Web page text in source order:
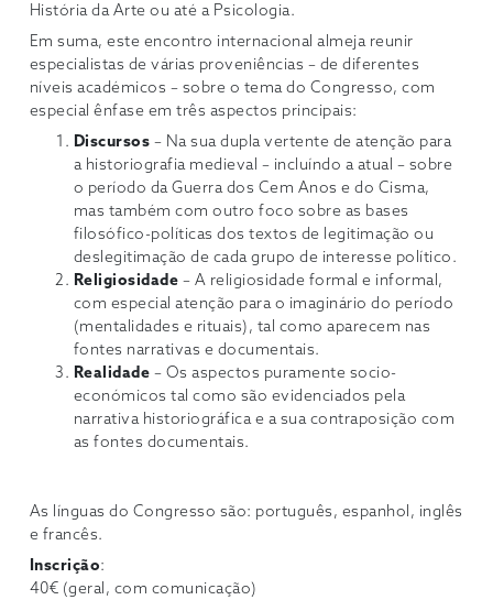
História da Arte ou até a Psicologia.
Em suma, este encontro internacional almeja reunir
especialistas de várias proveniências – de diferentes
níveis académicos – sobre o tema do Congresso, com
especial ênfase em três aspectos principais:
Discursos – Na sua dupla vertente de atenção para
a historiografia medieval – incluíndo a atual – sobre
o período da Guerra dos Cem Anos e do Cisma,
mas também com outro foco sobre as bases
filosófico-políticas dos textos de legitimação ou
deslegitimação de cada grupo de interesse político.
Religiosidade – A religiosidade formal e informal,
com especial atenção para o imaginário do período
(mentalidades e rituais), tal como aparecem nas
fontes narrativas e documentais.
Realidade – Os aspectos puramente socio-
económicos tal como são evidenciados pela
narrativa historiográfica e a sua contraposição com
as fontes documentais.
As línguas do Congresso são: português, espanhol, inglês
e francês.
Inscrição:
40€ (geral, com comunicação)